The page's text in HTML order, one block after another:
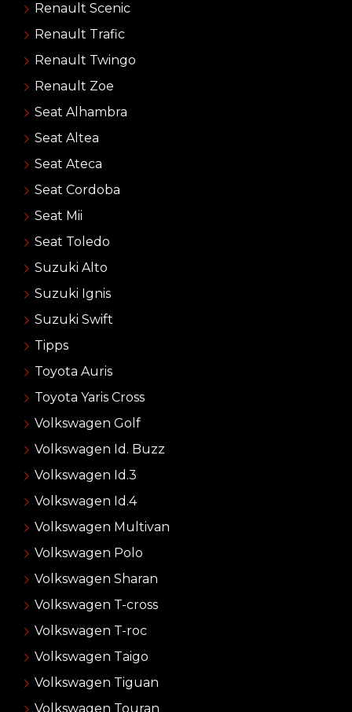
Renault Scenic
Renault Trafic
Renault Twingo
Renault Zoe
Seat Alhambra
Seat Altea
Seat Ateca
Seat Cordoba
Seat Mii
Seat Toledo
Suzuki Alto
Suzuki Ignis
Suzuki Swift
Tipps
Toyota Auris
Toyota Yaris Cross
Volkswagen Golf
Volkswagen Id. Buzz
Volkswagen Id.3
Volkswagen Id.4
Volkswagen Multivan
Volkswagen Polo
Volkswagen Sharan
Volkswagen T-cross
Volkswagen T-roc
Volkswagen Taigo
Volkswagen Tiguan
Volkswagen Touran